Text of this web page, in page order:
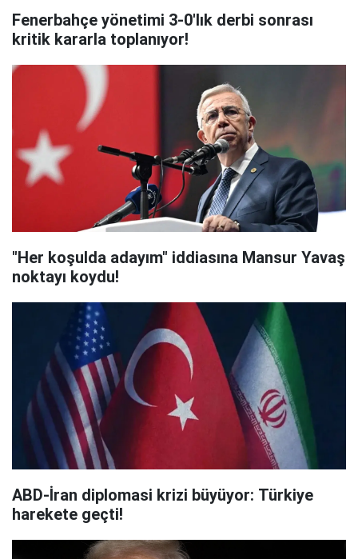
Fenerbahçe yönetimi 3-0'lık derbi sonrası
kritik kararla toplanıyor!
"Her koşulda adayım" iddiasına Mansur Yavaş
noktayı koydu!
ABD-İran diplomasi krizi büyüyor: Türkiye
harekete geçti!